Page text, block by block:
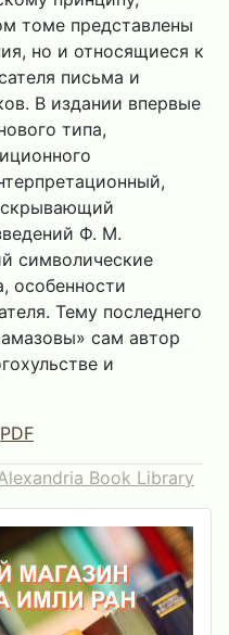
томе представлены
но и относящиеся к
письма и
В издании впервые
типа,
Ф. М.
символические
особенности
Тему последнего
сам автор
и
PDF
Book Library